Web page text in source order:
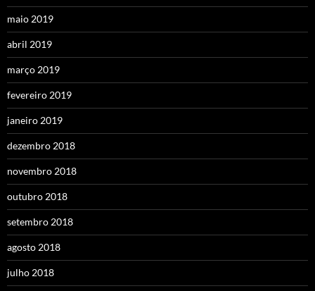
maio 2019
abril 2019
março 2019
fevereiro 2019
janeiro 2019
dezembro 2018
novembro 2018
outubro 2018
setembro 2018
agosto 2018
julho 2018